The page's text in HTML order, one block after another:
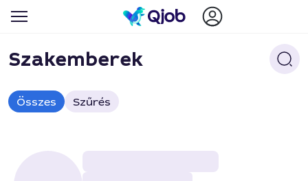
Szakemberek
Összes Szűrés